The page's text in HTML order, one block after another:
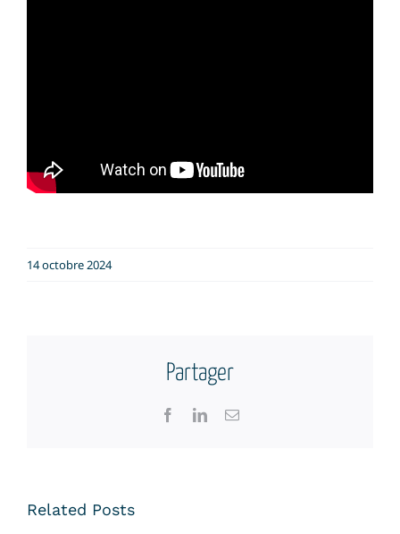
14 octobre 2024
Partager
FacebookLinkedInEmail
Related Posts
Santé du